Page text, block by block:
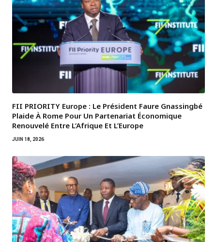
FII PRIORITY Europe : Le Président Faure Gnassingbé
Plaide À Rome Pour Un Partenariat Économique
Renouvelé Entre L’Afrique Et L’Europe
JUIN 18, 2026